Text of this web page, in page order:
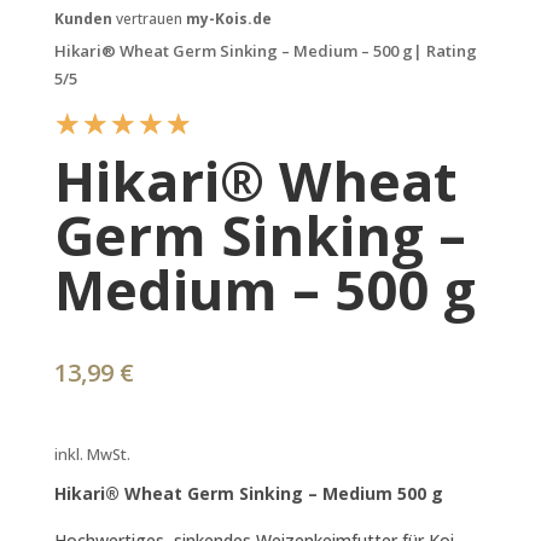
Kunden vertrauen my-Kois.de
Hikari® Wheat Germ Sinking – Medium – 500 g| Rating
5/5
☆☆☆☆☆
Hikari® Wheat
Germ Sinking –
Medium – 500 g
13,99 €
inkl. MwSt.
Hikari® Wheat Germ Sinking – Medium 500 g